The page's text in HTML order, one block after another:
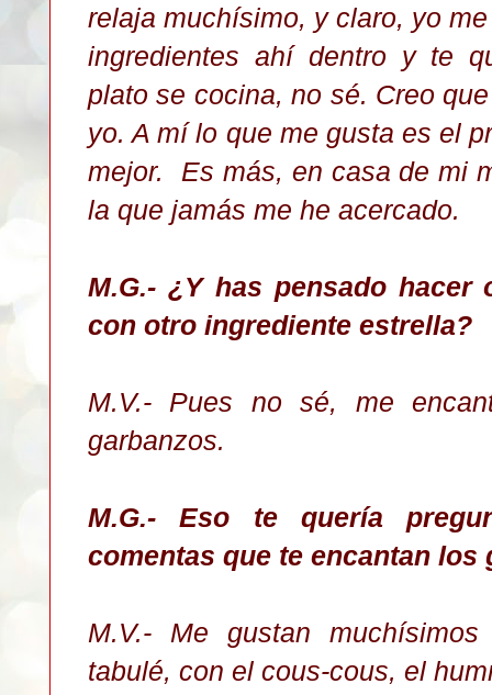
relaja muchísimo, y claro, yo
ingredientes ahí dentro y te
plato se cocina, no sé. Creo
yo. A mí lo que me gusta es el
mejor. Es más, en casa de mi
la que jamás me he acercado.
M.G.- ¿Y has pensado
con otro ingrediente estrella?
M.V.- Pues no sé, me
garbanzos.
M.G.- Eso te quería
comentas que te encantan los
M.V.- Me gustan
tabulé, con el cous-cous, el